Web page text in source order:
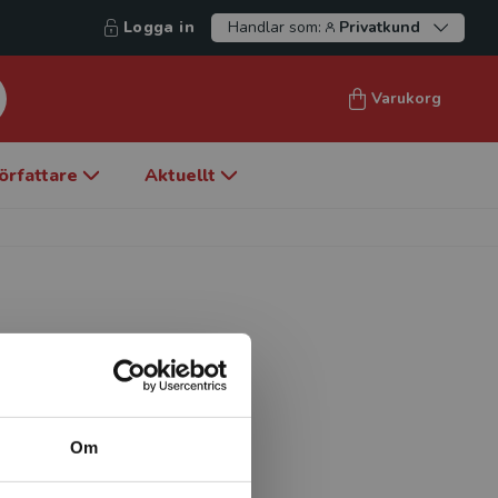
Om
Logga in Handlar som: Privatkund
Varukorg
Aktuellt
med ”Outdoor and
natur och friluftsliv.
och utforska